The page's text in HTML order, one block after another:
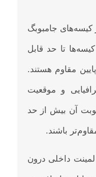
جامبوبگ
تا حد قابل
مقاوم هستند.
و موقعیت
آن بیش از حد
باشند.
لمینت داخلی درون